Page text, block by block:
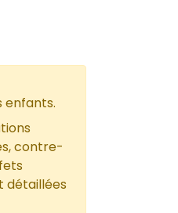
enfants.
contre-
détaillées